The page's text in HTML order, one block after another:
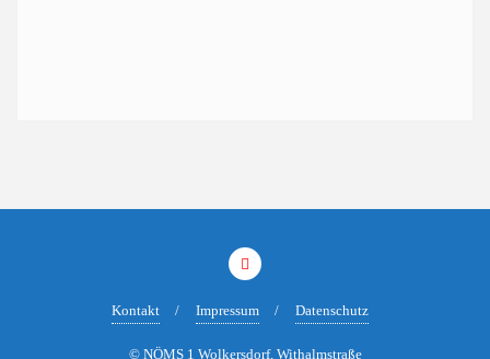
Kontakt Impressum Datenschutz